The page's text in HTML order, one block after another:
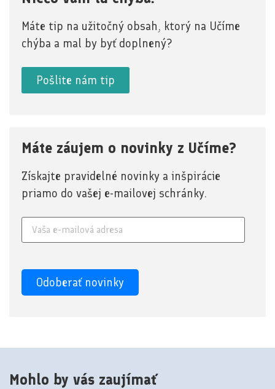
Máte tip na užitočný obsah, ktorý na Učíme
chýba a mal by byť doplnený?
Pošlite nám tip
Máte záujem o novinky z Učíme?
Získajte pravidelné novinky a inšpirácie
priamo do vašej e-mailovej schránky.
Mohlo by vás zaujímať